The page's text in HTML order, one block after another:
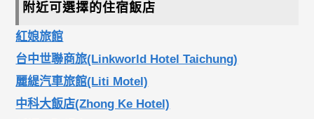
附近可選擇的住宿飯店
紅娘旅館
台中世聯商旅(Linkworld Hotel Taichung)
麗緹汽車旅館(Liti Motel)
中科大飯店(Zhong Ke Hotel)